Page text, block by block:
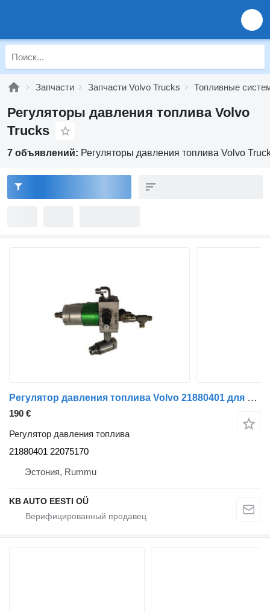
Запчасти Запчасти Volvo Trucks Топливные
Регуляторы давления топлива Volvo
Trucks
7 объявлений: Регуляторы давления топлива Volvo
Регулятор давления топлива Volvo 21880401 для автобуса Volvo B7, B8, B9, B12 bus (2005-)
190 €
Регулятор давления топлива
21880401 22075170
Эстония, Rummu
KB AUTO EESTI OÜ